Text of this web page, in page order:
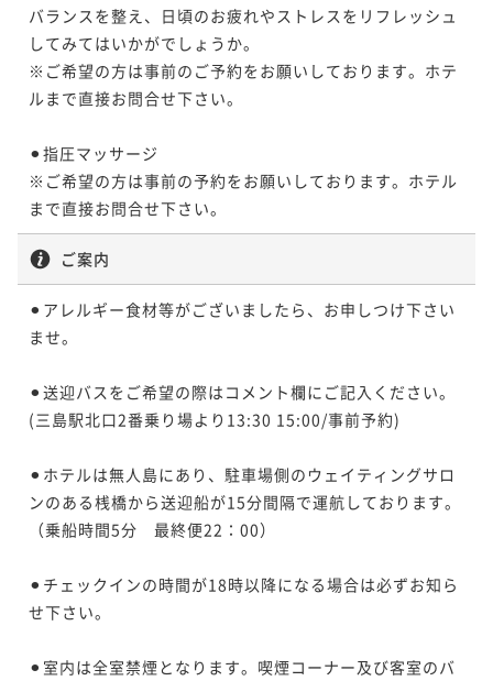
バランスを整え、日頃のお疲れやストレスをリフレッシュ
してみてはいかがでしょうか。
※ご希望の方は事前のご予約をお願いしております。ホテ
ルまで直接お問合せ下さい。
⚫︎指圧マッサージ
※ご希望の方は事前の予約をお願いしております。ホテル
まで直接お問合せ下さい。
ご案内
⚫︎アレルギー食材等がございましたら、お申しつけ下さい
ませ。
⚫︎送迎バスをご希望の際はコメント欄にご記入ください。
(三島駅北口2番乗り場より13:30 15:00/事前予約)
⚫︎ホテルは無人島にあり、駐車場側のウェイティングサロ
ンのある桟橋から送迎船が15分間隔で運航しております。
（乗船時間5分　最終便22：00）
⚫︎チェックインの時間が18時以降になる場合は必ずお知ら
せ下さい。
⚫︎室内は全室禁煙となります。喫煙コーナー及び客室のバ